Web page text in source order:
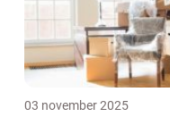
03 november 2025